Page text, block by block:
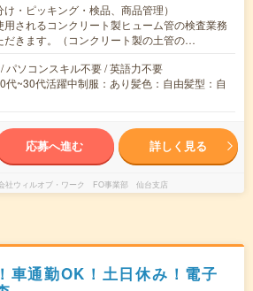
・ピッキング・検品、商品管理）
用されるコンクリート製ヒューム管の検査業務
だきます。（コンクリート製の土管の…
パソコンスキル不要 / 英語力不要
代~30代活躍中制服：あり髪色：自由髪型：自
応募へ進む 詳しく見る
社ウィルオブ・ワーク FO事業部 仙台支店
車通勤OK！土日休み！電子